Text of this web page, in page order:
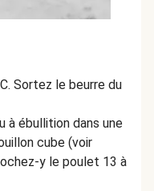
Sortez le beurre du
à ébullition dans une
cube (voir
y le poulet 13 à